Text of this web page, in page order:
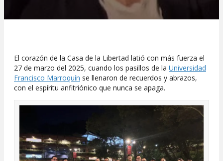
El corazón de la Casa de la Libertad latió con más fuerza el
27 de marzo del 2025, cuando los pasillos de la Universidad
Francisco Marroquín se llenaron de recuerdos y abrazos,
con el espíritu anfitriónico que nunca se apaga.